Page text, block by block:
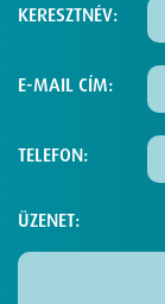
KERESZTNÉV:
E-MAIL CÍM:
TELEFON:
ÜZENET: